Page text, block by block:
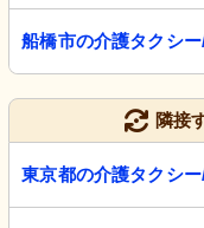
船橋市の介護タクシ
隣接
東京都の介護タクシ